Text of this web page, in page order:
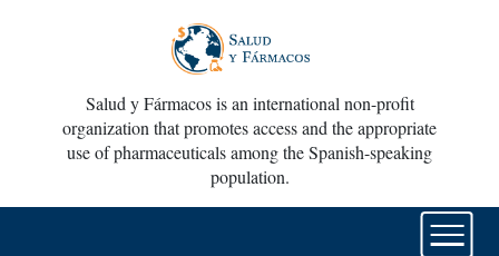
Salud y Fármacos is an international non-profit
organization that promotes access and the appropriate
use of pharmaceuticals among the Spanish-speaking
population.